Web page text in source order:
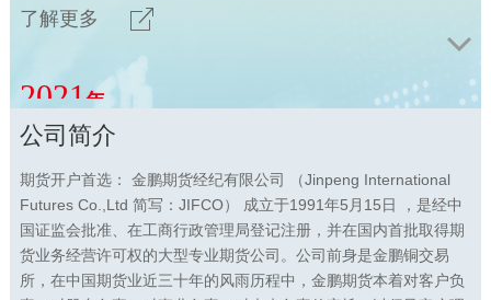
上海分公司成立，全国范围内分支机构达到六家
公司简介
期货开户首选： 金鹏期货经纪有限公司 （Jinpeng International
Futures Co.,Ltd 简写：JIFCO） 成立于1991年5月15日 ，是经中
国证监会批准、在工商行政管理局登记注册，并在国内首批取得期
货业务经营许可权的大型专业期货公司。公司前身是金鹏铜交易
所，在中国期货业近三十年的风雨历程中，金鹏期货本着对客户负